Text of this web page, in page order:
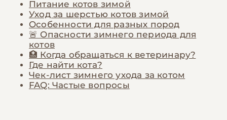
Питание котов зимой
Уход за шерстью котов зимой
Особенности для разных пород
🚨 Опасности зимнего периода для
котов
🏥 Когда обращаться к ветеринару?
Где найти кота?
Чек-лист зимнего ухода за котом
FAQ: Частые вопросы